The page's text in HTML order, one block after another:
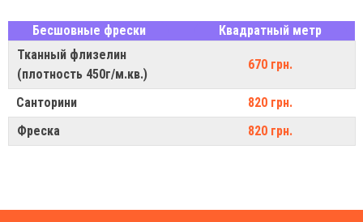
Бесшовные фрески
Квадратный метр
Тканный флизелин
(плотность 450г/м.кв.)
670 грн.
Санторини
820 грн.
Фреска
820 грн.